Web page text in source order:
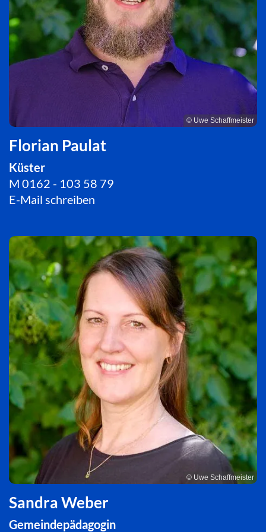
© Uwe Schaffmeister
Florian Paulat
Küster
M 0162 - 103 58 79
E-Mail schreiben
© Uwe Schaffmeister
Sandra Weber
Gemeindepädagogin